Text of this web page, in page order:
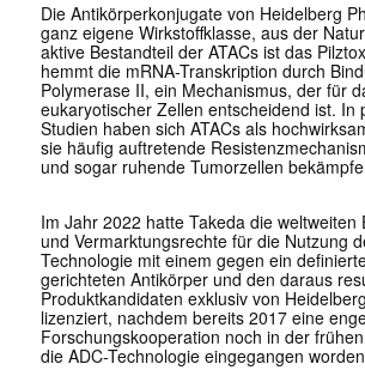
Die Antikörperkonjugate von Heidelberg
ganz eigene Wirkstoffklasse, aus der
aktive Bestandteil der ATACs ist das
hemmt die mRNA-Transkription durch
Polymerase II, ein Mechanismus, der für
eukaryotischer Zellen entscheidend ist. In
Studien haben sich ATACs als
sie häufig auftretende
und sogar ruhende Tumorzellen
Im Jahr 2022 hatte Takeda die weltweiten
und Vermarktungsrechte für die Nutzung
Technologie mit einem gegen ein
gerichteten Antikörper und den daraus
Produktkandidaten exklusiv von
lizenziert, nachdem bereits 2017 eine
Forschungskooperation noch in der
die ADC-Technologie eingegangen